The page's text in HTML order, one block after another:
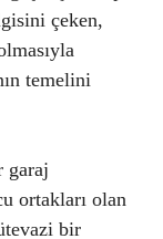
çeken,
temelini
garaj
ortakları olan
bir